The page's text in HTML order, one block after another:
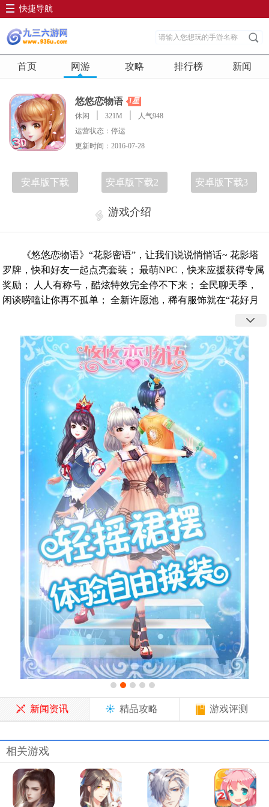
快捷导航
首页 网游 攻略 排行榜 新闻
悠悠恋物语
1星
休闲
321M
人气948
运营状态：停运
更新时间：2016-07-28
安卓版下载 安卓版下载2 安卓版下载3
游戏介绍
《悠悠恋物语》“花影密语”，让我们说说悄悄话~ 花影塔
罗牌，快和好友一起点亮套装； 最萌NPC，快来应援获得专属
奖励； 人人有称号，酷炫特效完全停不下来； 全民聊天季，
闲谈唠嗑让你再不孤单； 全新许愿池，稀有服饰就在“花好月
新闻资讯 精品攻略 游戏评测
相关游戏